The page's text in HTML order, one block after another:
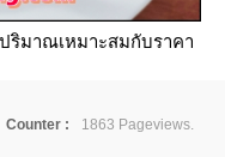
ริมาณเหมาะสมกับราคา
Counter :
1863 Pageviews.